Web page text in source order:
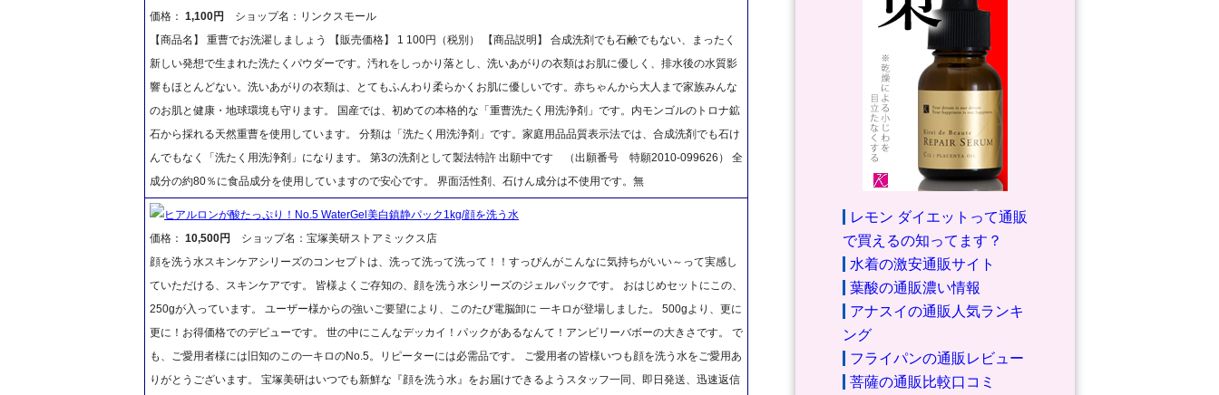
価格： 1,100円
ショップ名：リンクスモール
【商品名】 重曹でお洗濯しましょう 【販売価格】 1 100円（税別） 【商品説明】 合成洗剤でも石鹸でもない、まったく
新しい発想で生まれた洗たくパウダーです。汚れをしっかり落とし、洗いあがりの衣類はお肌に優しく、排水後の水質影
響もほとんどない。洗いあがりの衣類は、とてもふんわり柔らかくお肌に優しいです。赤ちゃんから大人まで家族みんな
のお肌と健康・地球環境も守ります。 国産では、初めての本格的な「重曹洗たく用洗浄剤」です。内モンゴルのトロナ鉱
石から採れる天然重曹を使用しています。 分類は「洗たく用洗浄剤」です。家庭用品品質表示法では、合成洗剤でも石け
んでもなく「洗たく用洗浄剤」になります。 第3の洗剤として製法特許 出願中です （出願番号 特願2010-099626） 全
成分の約80％に食品成分を使用していますので安心です。 界面活性剤、石けん成分は不使用です。無
ヒアルロンが酸たっぷり！No.5 WaterGel美白鎮静パック1kg/顔を洗う水
価格： 10,500円
ショップ名：宝塚美研ストアミックス店
顔を洗う水スキンケアシリーズのコンセプトは、洗って洗って洗って！！すっぴんがこんなに気持ちがいい～って実感し
ていただける、スキンケアです。 皆様よくご存知の、顔を洗う水シリーズのジェルパックです。 おはじめセットにこの、
250gが入っています。 ユーザー様からの強いご要望により、このたび電脳卸に 一キロが登場しました。 500gより、更に
更に！お得価格でのデビューです。 世の中にこんなデッカイ！パックがあるなんて！アンビリーバボーの大きさです。 で
も、ご愛用者様には旧知のこの一キロのNo.5。リピーターには必需品です。 ご愛用者の皆様いつも顔を洗う水をご愛用あ
りがとうございます。 宝塚美研はいつでも新鮮な『顔を洗う水』をお届けできるようスタッフ一同、即日発送、迅速返信
レモン ダイエットって通販
で買えるの知ってます？
水着の激安通販サイト
葉酸の通販濃い情報
アナスイの通販人気ランキ
ング
フライパンの通販レビュー
菩薩の通販比較口コミ